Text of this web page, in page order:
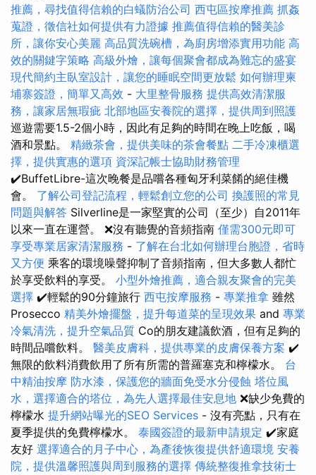
推薦，尋找值得信賴的白蟻防治公司 西屯區按摩推薦 抓姦
蒐證，徵信社如何提供有力證據 推薦值得信賴的醫美診
所，讓你安心美麗 高品質洗碗槽，為廚房增添實用功能 高
效的關鍵字策略 高級外燴，讓每個聚會都成為難忘的盛宴
現代簡約主臥室設計，讓您的睡眠空間更放鬆 如何辦理柬
埔寨簽證，簡單又高效 - 大里整骨服務 提供高效清潔服
務，讓家居無瑕疵 北部地區安養院的選擇，提供周到照護
巡遊需要1.5-2個小時，因此有足夠的時間在晚上吃飯，喝
酒和景點。 精緻茶會，提供美味的茶會餐點 二手冷凍櫃選
擇，提供實惠的選項 資深記帳士協助財務管理
✔️BuffetLibre-這次晚餐是品嚐各種匈牙利菜餚的絕佳機
會。 了解公司登記流程，輕鬆創立您的公司 換護照的常見
問題與解答 Silverline是一家堅實的公司（至少）自2011年
以來一直在運營。 ❌沒有聽覺的音頻指南 僅需300元即可
享受專業居家清潔服務 - 了解在台北如何辦理台胞證，省時
又方便 乘客的環境噪聲抑制了音頻指南，但大多數人都忙
於享受飲料的享受。 小型外燴推薦，適合親友聚會的完美
選擇 ✔️輕鬆的90分鐘旅行 西屯按摩服務 - 專業推拿 雖然
Prosecco 精美外燴擺盤，提升每道菜的呈現效果 and 專業
冷氣清洗，提升空氣品質 Co的朋友建議飲酒，但有足夠的
時間品嚐飲料。 醫美皮膚科，提供專業的皮膚保養方案 ✔️
無限的飲料消費飲用了所有所需的普羅塞克和檸檬水。 台
中精油按摩 防水漆，保護您的牆面免受水分侵蝕 塔位風
水，選擇適合的塔位，為先人選擇最佳安息地 ❌缺少免費的
檸檬水 提升網站曝光的SEO Services - 沒有亮點，只有在
夏季提供的免費檸檬水。 泰國簽證的最新申請規定 ✔️家庭
友好 選擇適合的月子中心，為產後恢復提供舒適環境 安養
院，提供溫馨照護與周到服務的選擇 傳統整復推拿技術士